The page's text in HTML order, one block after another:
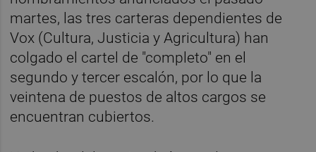
martes, las tres carteras dependientes de
Vox (Cultura, Justicia y Agricultura) han
colgado el cartel de "completo" en el
segundo y tercer escalón, por lo que la
veintena de puestos de altos cargos se
encuentran cubiertos.